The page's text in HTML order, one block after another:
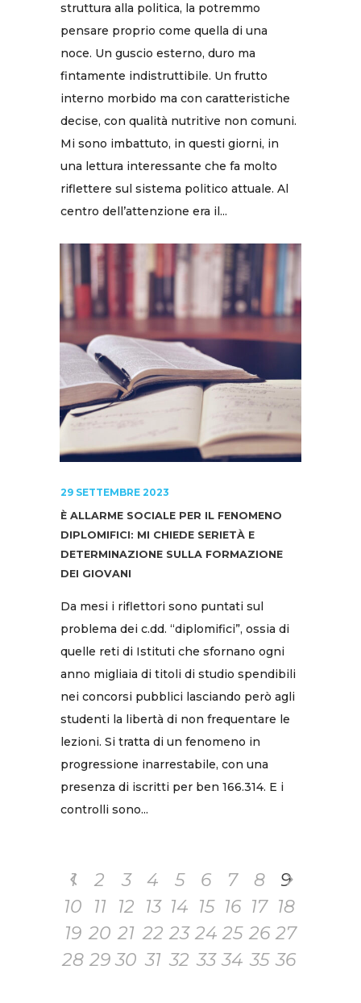
struttura alla politica, la potremmo
pensare proprio come quella di una
noce. Un guscio esterno, duro ma
fintamente indistruttibile. Un frutto
interno morbido ma con caratteristiche
decise, con qualità nutritive non comuni.
Mi sono imbattuto, in questi giorni, in
una lettura interessante che fa molto
riflettere sul sistema politico attuale. Al
centro dell’attenzione era il...
29 SETTEMBRE 2023
È ALLARME SOCIALE PER IL FENOMENO
DIPLOMIFICI: MI CHIEDE SERIETÀ E
DETERMINAZIONE SULLA FORMAZIONE
DEI GIOVANI
Da mesi i riflettori sono puntati sul
problema dei c.dd. “diplomifici”, ossia di
quelle reti di Istituti che sfornano ogni
anno migliaia di titoli di studio spendibili
nei concorsi pubblici lasciando però agli
studenti la libertà di non frequentare le
lezioni. Si tratta di un fenomeno in
progressione inarrestabile, con una
presenza di iscritti per ben 166.314. E i
controlli sono...
1 2 3 4 5 6 7 8
9
10
11 12 13 14 15 16 17 18
19 20 21 22 23 24 25 26 27
28 29 30 31 32 33 34 35 36